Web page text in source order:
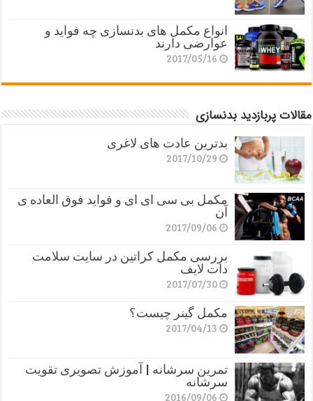
انواع مکمل های بدنسازی چه فواید و
عوارضی دارند
2017/05/16
مقالات پربازدید بدنسازی
بدترین عادت های لاغری
2017/10/29
مکمل بی سی ای ای و فواید فوق العاده ی
آن
2017/09/06
بررسی مکمل کراتین در سایت سلامت
دات لایف
2017/07/30
مکمل گینر چیست؟
2017/04/13
تمرین سرشانه | آموزش تصویری تقویت
سرشانه
2016/09/06